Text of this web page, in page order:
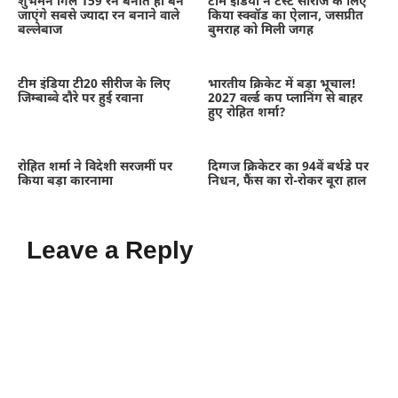
जाएंगे सबसे ज्यादा रन बनाने वाले
बल्लेबाज
किया स्क्वॉड का ऐलान, जसप्रीत
बुमराह को मिली जगह
टीम इंडिया टी20 सीरीज के लिए
जिम्बाब्वे दौरे पर हुई रवाना
भारतीय क्रिकेट में बड़ा भूचाल!
2027 वर्ल्ड कप प्लानिंग से बाहर
हुए रोहित शर्मा?
रोहित शर्मा ने विदेशी सरजमीं पर
किया बड़ा कारनामा
दिग्गज क्रिकेटर का 94वें बर्थडे पर
निधन, फैंस का रो-रोकर बूरा हाल
Leave a Reply